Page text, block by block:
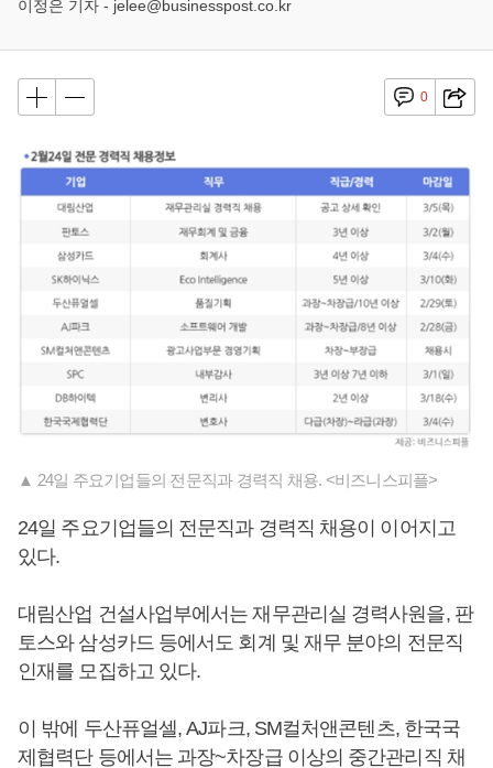
이정은 기자 - jelee@businesspost.co.kr
0
▲ 24일 주요기업들의 전문직과 경력직 채용. <비즈니스피플>
24일 주요기업들의 전문직과 경력직 채용이 이어지고
있다.
대림산업 건설사업부에서는 재무관리실 경력사원을, 판
토스와 삼성카드 등에서도 회계 및 재무 분야의 전문직
인재를 모집하고 있다.
이 밖에 두산퓨얼셀, AJ파크, SM컬처앤콘텐츠, 한국국
제협력단 등에서는 과장~차장급 이상의 중간관리직 채